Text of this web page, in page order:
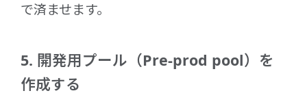
で済ませます。
5. 開発用プール（Pre-prod pool）を
作成する